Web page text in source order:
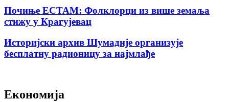
Почиње ЕСТАМ: Фолклорци из више земаља
стижу у Крагујевац
Историјски архив Шумадије организује
бесплатну радионицу за најмлађе
Економија